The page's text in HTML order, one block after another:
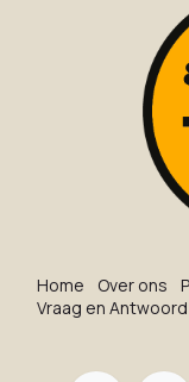
Ho​me O​ve​r on​s
Vraag en Antwoord